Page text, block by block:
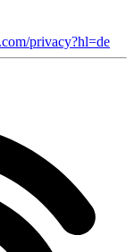
privacy?hl=de